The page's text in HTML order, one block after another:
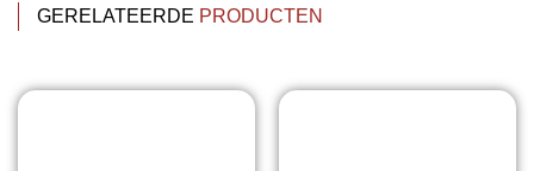
GERELATEERDE PRODUCTEN